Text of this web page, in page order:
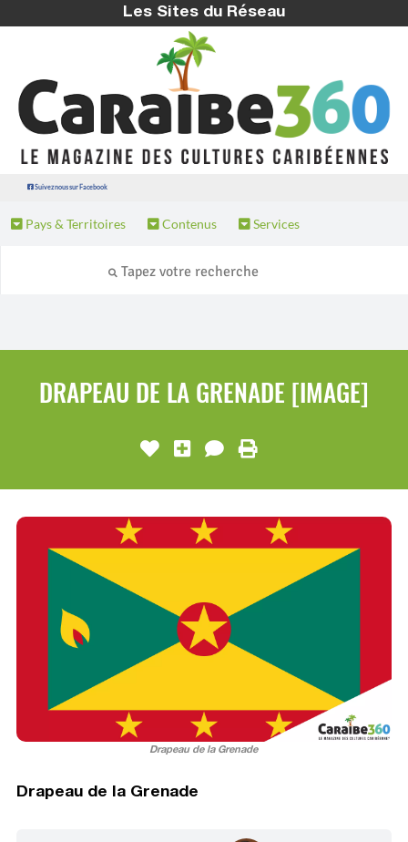
Les Sites du Réseau
Suivez nous sur Facebook
Pays & Territoires Contenus Services
DRAPEAU DE LA GRENADE [IMAGE]
Drapeau de la Grenade
Drapeau de la Grenade